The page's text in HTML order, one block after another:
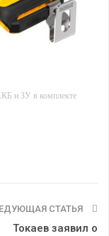
и ЗУ в комплекте
СТАТЬЯ
Токаев заявил о